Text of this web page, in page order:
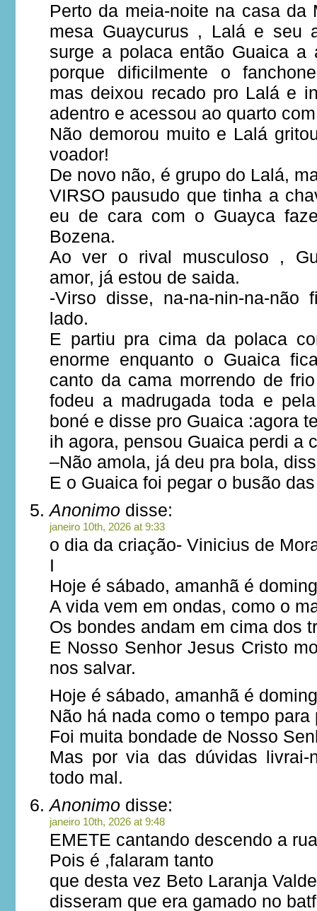
Perto da meia-noite na casa da
mesa Guaycurus , Lalá e seu
surge a polaca então Guaica a
porque dificilmente o
mas deixou recado pro Lalá e
adentro e acessou ao quarto
Não demorou muito e Lalá
voador!
De novo não, é grupo do Lalá,
VIRSO pausudo que tinha a
eu de cara com o Guayca
Bozena.
Ao ver o rival musculoso ,
amor, já estou de saida.
-Virso disse, na-na-nin-na-não
lado.
E partiu pra cima da polaca
enorme enquanto o Guaica
canto da cama morrendo de
fodeu a madrugada toda e
boné e disse pro Guaica :agora
ih agora, pensou Guaica perdi a
–Não amola, já deu pra bola,
E o Guaica foi pegar o busão
Anonimo disse:
janeiro 10th, 2026 at 9:33
o dia da criação- Vinicius de
I
Hoje é sábado, amanhã é
A vida vem em ondas, como o
Os bondes andam em cima dos
E Nosso Senhor Jesus Cristo
nos salvar.
Hoje é sábado, amanhã é
Não há nada como o tempo para
Foi muita bondade de Nosso
Mas por via das dúvidas livrai-
todo mal.
Anonimo disse:
janeiro 10th, 2026 at 9:48
EMETE cantando descendo a
Pois é ,falaram tanto
que desta vez Beto Laranja
disseram que era gamado no